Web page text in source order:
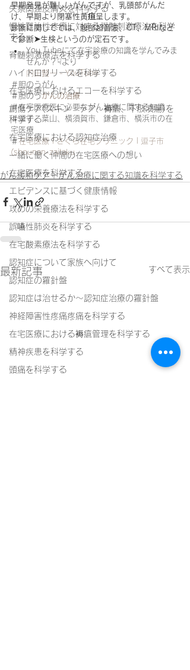
失禁関連皮膚炎を科学する
慢性難治性疼痛に対する脊髄刺激療法を科学
する
脊髄刺激療法を科学する
ハイドロリリースを科学する
在宅医療におけるエコーを科学する
創傷ケア(スキン テア、褥瘡、下肢潰瘍)を
科学する
在宅医療における認知症治療
一緒に働く仲間の在宅医療への想い
在宅医療を科学する
エビデンスに基づく健康情報
攻めの栄養療法を科学する
誤嚥性肺炎を科学する
在宅酸素療法を科学する
認知症について家族へ向けて
認知症の羅針盤
認知症は治せるか～認知症治療の羅針盤
神経障害性疼痛疼痛を科学する
在宅医療における褥瘡管理を科学する
精神疾患を科学する
頭痛を科学する
早期発見が難しいがんですが、乳頭部がんだ
け、早期より閉塞性黄疸呈します。
診断に関してては、腹部超音波、CT、MRIなど
で診断➤生検というのが定石です。
You Tubeにて在宅診療の知識を学んでみま
せんか？☟より
内田賢一 - YouTube
＃胆のうがん
＃胆のうがんの治療
＃在宅医療医に必要ながん治療に関する知識
＃逗子、葉山、横須賀市、鎌倉市、横浜市の在
宅医療
＃在宅医療 | さくら在宅クリニック | 逗子市
(shounan-zaitaku
がん緩和ケア＋がん治療に関する知識を科学する
最新記事 すべて表示